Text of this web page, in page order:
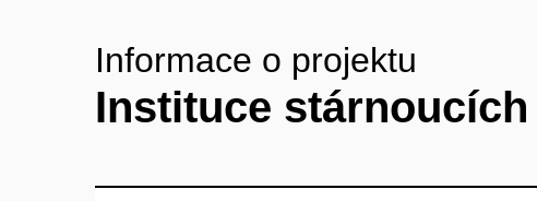
Informace o projektu
Instituce stárnoucích